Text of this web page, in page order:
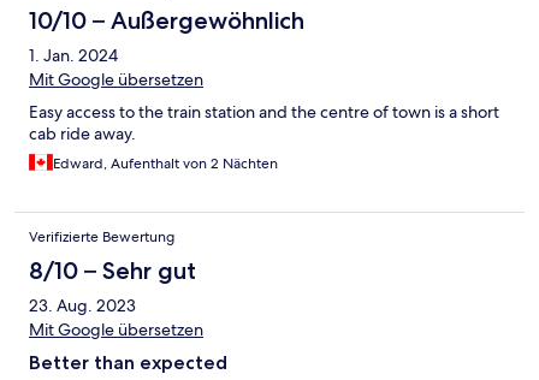
10/10 – Außergewöhnlich
1. Jan. 2024
Mit Google übersetzen
Easy access to the train station and the centre of town is a short
cab ride away.
Edward, Aufenthalt von 2 Nächten
Verifizierte Bewertung
8/10 – Sehr gut
23. Aug. 2023
Mit Google übersetzen
Better than expected